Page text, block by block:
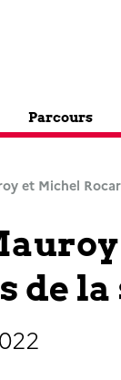
Parcours
et Michel
de